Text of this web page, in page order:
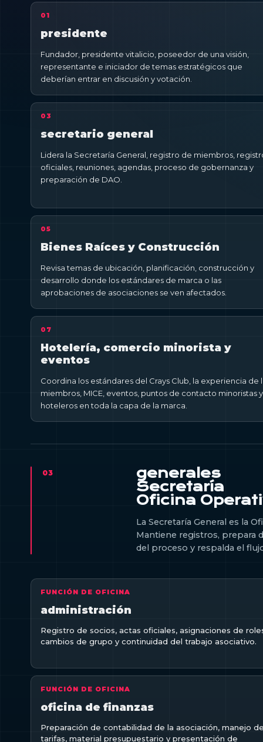
01
presidente
Fundador, presidente vitalicio, poseedor de una visión,
representante e iniciador de temas estratégicos que
deberían entrar en discusión y votación.
03
secretario general
Lidera la Secretaría General, registro de miembros,
oficiales, reuniones, agendas, proceso de gobernanza y
preparación de DAO.
05
Bienes Raíces y Construcción
Revisa temas de ubicación, planificación, construcción y
desarrollo donde los estándares de marca o las
aprobaciones de asociaciones se ven afectados.
07
Hotelería, comercio minorista y
eventos
Coordina los estándares del Crays Club, la experiencia de
miembros, MICE, eventos, puntos de contacto minoristas y
hoteleros en toda la capa de la marca.
03
generales
Secretaría
Oficina
La Secretaría General es la
Mantiene registros, prepara
del proceso y respalda el
FUNCIÓN DE OFICINA
administración
Registro de socios, actas oficiales, asignaciones de
cambios de grupo y continuidad del trabajo asociativo.
FUNCIÓN DE OFICINA
oficina de finanzas
Preparación de contabilidad de la asociación, manejo
tarifas, material presupuestario y presentación de